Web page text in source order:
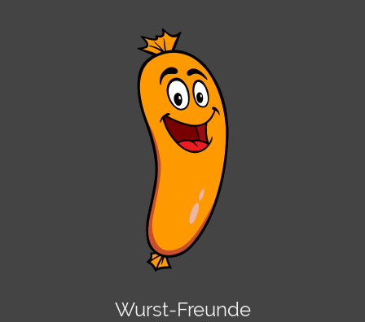
Wurst-Freunde